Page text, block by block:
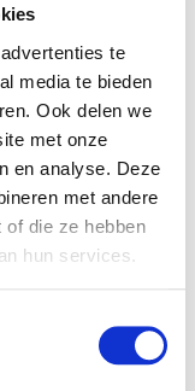
te
media te bieden
Ook delen we
met onze
en analyse. Deze
met andere
die ze hebben
hun services.
Maasvlakte en
loopt via het veer